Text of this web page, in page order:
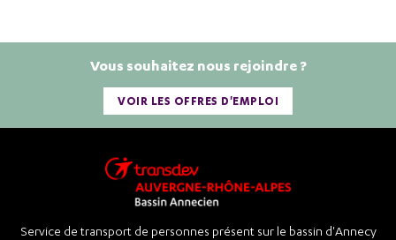
Vous souhaitez nous rejoindre ?
VOIR LES OFFRES D'EMPLOI
Service de transport de personnes présent sur le bassin d'Annecy